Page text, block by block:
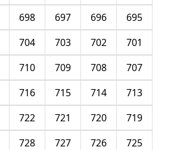
695
696
697
698
701
702
703
704
707
708
709
710
713
714
715
716
719
720
721
722
725
726
727
728